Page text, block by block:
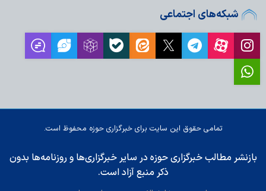
شبکه‌های اجتماعی
تمامی حقوق این سایت برای خبرگزاری حوزه محفوظ است.
بازنشر مطالب خبرگزاری حوزه در سایر خبرگزاری‌ها و روزنامه‌ها بدون
ذکر منبع آزاد است.